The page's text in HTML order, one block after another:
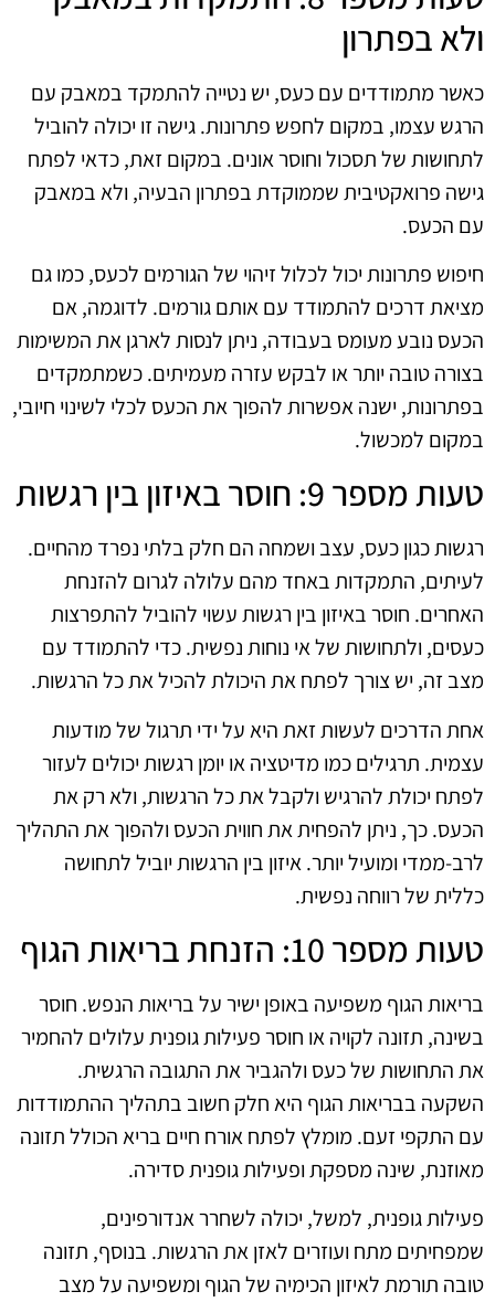
ולא בפתרון
כאשר מתמודדים עם כעס, יש נטייה להתמקד במאבק עם
הרגש עצמו, במקום לחפש פתרונות. גישה זו יכולה להוביל
לתחושות של תסכול וחוסר אונים. במקום זאת, כדאי לפתח
גישה פרואקטיבית שממוקדת בפתרון הבעיה, ולא במאבק
עם הכעס.
חיפוש פתרונות יכול לכלול זיהוי של הגורמים לכעס, כמו גם
מציאת דרכים להתמודד עם אותם גורמים. לדוגמה, אם
הכעס נובע מעומס בעבודה, ניתן לנסות לארגן את המשימות
בצורה טובה יותר או לבקש עזרה מעמיתים. כשמתמקדים
בפתרונות, ישנה אפשרות להפוך את הכעס לכלי לשינוי חיובי,
במקום למכשול.
טעות מספר 9: חוסר באיזון בין רגשות
רגשות כגון כעס, עצב ושמחה הם חלק בלתי נפרד מהחיים.
לעיתים, התמקדות באחד מהם עלולה לגרום להזנחת
האחרים. חוסר באיזון בין רגשות עשוי להוביל להתפרצות
כעסים, ולתחושות של אי נוחות נפשית. כדי להתמודד עם
מצב זה, יש צורך לפתח את היכולת להכיל את כל הרגשות.
אחת הדרכים לעשות זאת היא על ידי תרגול של מודעות
עצמית. תרגילים כמו מדיטציה או יומן רגשות יכולים לעזור
לפתח יכולת להרגיש ולקבל את כל הרגשות, ולא רק את
הכעס. כך, ניתן להפחית את חווית הכעס ולהפוך את התהליך
לרב-ממדי ומועיל יותר. איזון בין הרגשות יוביל לתחושה
כללית של רווחה נפשית.
טעות מספר 10: הזנחת בריאות הגוף
בריאות הגוף משפיעה באופן ישיר על בריאות הנפש. חוסר
בשינה, תזונה לקויה או חוסר פעילות גופנית עלולים להחמיר
את התחושות של כעס ולהגביר את התגובה הרגשית.
השקעה בבריאות הגוף היא חלק חשוב בתהליך ההתמודדות
עם התקפי זעם. מומלץ לפתח אורח חיים בריא הכולל תזונה
מאוזנת, שינה מספקת ופעילות גופנית סדירה.
פעילות גופנית, למשל, יכולה לשחרר אנדורפינים,
שמפחיתים מתח ועוזרים לאזן את הרגשות. בנוסף, תזונה
טובה תורמת לאיזון הכימיה של הגוף ומשפיעה על מצב